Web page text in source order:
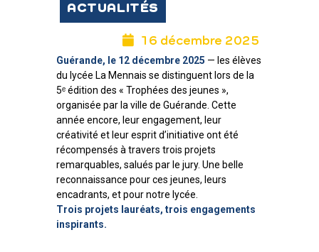
ACTUALITÉS
16 décembre 2025
Guérande, le 12 décembre 2025 — les élèves
du lycée La Mennais se distinguent lors de la
5ᵉ édition des « Trophées des jeunes »,
organisée par la ville de Guérande. Cette
année encore, leur engagement, leur
créativité et leur esprit d’initiative ont été
récompensés à travers trois projets
remarquables, salués par le jury. Une belle
reconnaissance pour ces jeunes, leurs
encadrants, et pour notre lycée.
Trois projets lauréats, trois engagements
inspirants.